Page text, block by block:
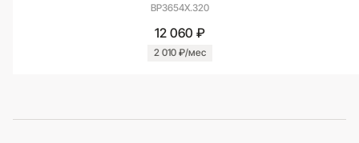
BP3654X.320
12 060 ₽
2 010 ₽/мес